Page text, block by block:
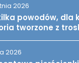
2026
powodów, dla
tworzone z
2026